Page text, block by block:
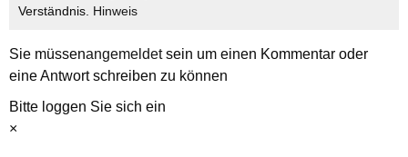
Verständnis. Hinweis
Sie müssenangemeldetsein um einen Kommentar oder
eine Antwort schreiben zu können
Bitte loggen Sie sich ein
×